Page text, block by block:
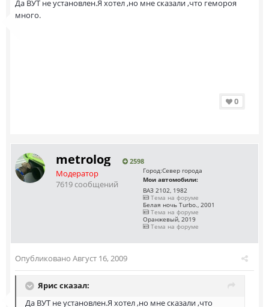
Да ВУТ не установлен.Я хотел ,но мне сказали ,что гемороя
много.
0
metrolog 2598
Модератор
7619 сообщений
Город:Север города
Мои автомобили:
ВАЗ 2102, 1982
Тема на форуме
Белая ночь Turbo., 2001
Тема на форуме
Оранжевый, 2019
Тема на форуме
Опубликовано Август 16, 2009
Ярис сказал:
Да ВУТ не установлен.Я хотел ,но мне сказали ,что